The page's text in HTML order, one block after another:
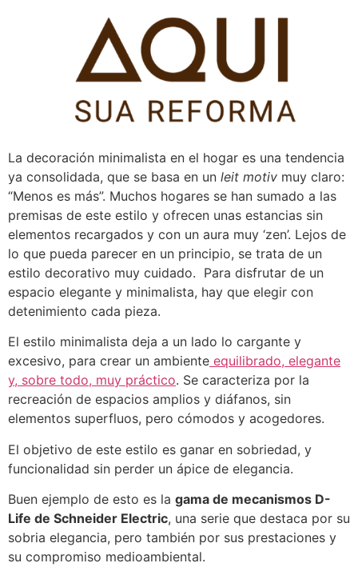
La decoración minimalista en el hogar es una tendencia
ya consolidada, que se basa en un leit motiv muy claro:
“Menos es más”. Muchos hogares se han sumado a las
premisas de este estilo y ofrecen unas estancias sin
elementos recargados y con un aura muy ‘zen’. Lejos de
lo que pueda parecer en un principio, se trata de un
estilo decorativo muy cuidado. Para disfrutar de un
espacio elegante y minimalista, hay que elegir con
detenimiento cada pieza.
El estilo minimalista deja a un lado lo cargante y
excesivo, para crear un ambiente equilibrado, elegante
y, sobre todo, muy práctico. Se caracteriza por la
recreación de espacios amplios y diáfanos, sin
elementos superfluos, pero cómodos y acogedores.
El objetivo de este estilo es ganar en sobriedad, y
funcionalidad sin perder un ápice de elegancia.
Buen ejemplo de esto es la gama de mecanismos D-
Life de Schneider Electric, una serie que destaca por su
sobria elegancia, pero también por sus prestaciones y
su compromiso medioambiental.